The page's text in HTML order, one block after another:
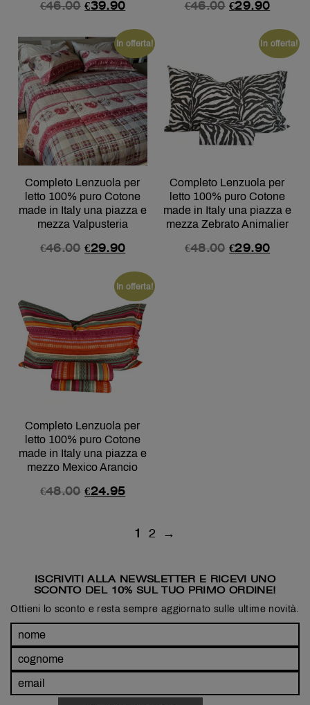
€46.00 €39.90 €46.00 €29.90
In offerta!
Completo Lenzuola per
letto 100% puro Cotone
made in Italy una piazza e
mezza Valpusteria
€46.00 €29.90
In offerta!
Completo Lenzuola per
letto 100% puro Cotone
made in Italy una piazza e
mezza Zebrato Animalier
€48.00 €29.90
In offerta!
Completo Lenzuola per
letto 100% puro Cotone
made in Italy una piazza e
mezzo Mexico Arancio
€48.00 €24.95
1 2 →
ISCRIVITI ALLA NEWSLETTER E RICEVI UNO
SCONTO DEL 10% SUL TUO PRIMO ORDINE!
Ottieni lo sconto e resta sempre aggiornato sulle ultime novità.